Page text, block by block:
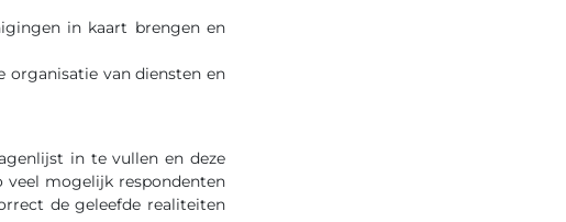
in kaart brengen en
organisatie van diensten en
in te vullen en deze
veel mogelijk respondenten
de geleefde realiteiten